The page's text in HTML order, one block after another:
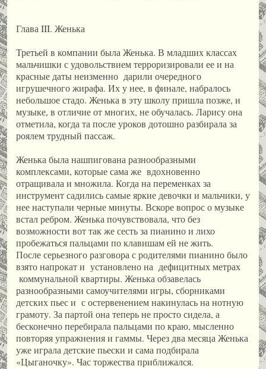
Глава III. Женька
Третьей в компании была Женька. В младших классах
мальчишки с удовольствием терроризировали ее и на
красные даты неизменно дарили очередного
игрушечного жирафа. Их у нее, в финале, набралось
небольшое стадо. Женька в эту школу пришла позже, и
музыке, в отличие от многих, не обучалась. Ларису она
отметила, когда та после уроков дотошно разбирала за
роялем трудный пассаж.
Женька была нашпигована разнообразными
комплексами, которые сама же вдохновенно
отращивала и множила. Когда на переменках за
инструмент садились самые яркие девочки и мальчики, у
нее наступали черные минуты. Вскоре вопрос о музыке
встал ребром. Женька почувствовала, что без
возможности вот так же сесть за пианино и лихо
пробежаться пальцами по клавишам ей не жить.
После серьезного разговора с родителями пианино было
взято напрокат и установлено на дефицитных метрах
коммунальной квартиры. Женька обзавелась
разнообразными самоучителями игры, сборниками
детских пьес и с остервенением накинулась на нотную
грамоту. За партой она теперь не просто сидела, а
бесконечно перебирала пальцами по краю, мысленно
повторяя упражнения и гаммы. Через два месяца Женька
уже играла детские пьески и сама подбирала
«Цыганочку». Час торжества приближался.